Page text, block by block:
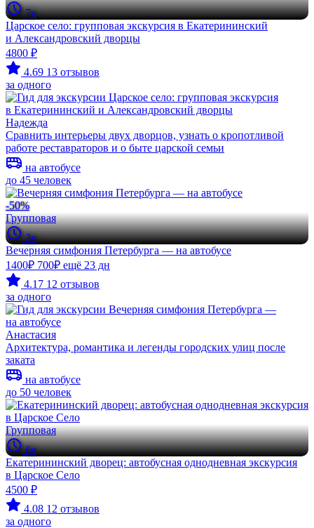
7ч
Царское село: групповая экскурсия в Екатерининский
и Александровский дворцы
4800 ₽
4.69 13 отзывов
за одного
Надежда
Сравнить интерьеры двух дворцов, узнать о кропотливой
работе реставраторов и о быте царской семьи
на автобусе
до 45 человек
-50%
Групповая
3ч
Вечерняя симфония Петербурга — на автобусе
1400₽ 700₽ ещё 23 дн
4.17 12 отзывов
за одного
Анастасия
Архитектура, романтика и легенды городских улиц после
заката
на автобусе
до 50 человек
Групповая
6ч
Екатерининский дворец: автобусная однодневная экскурсия
в Царское Село
4500 ₽
4.08 12 отзывов
за одного